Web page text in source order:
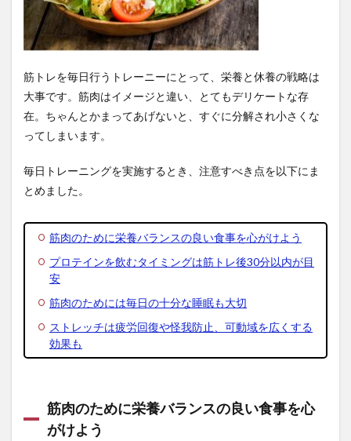
筋トレを毎日行うトレーニーにとって、栄養と休養の戦略は
大事です。筋肉はイメージと違い、とてもデリケートな存
在。ちゃんとかまってあげないと、すぐに分解され小さくな
ってしまいます。
毎日トレーニングを実施するとき、注意すべき点を以下にま
とめました。
筋肉のために栄養バランスの良い食事を心がけよう
プロテインを飲むタイミングは筋トレ後30分以内が目
安
筋肉のためには毎日の十分な睡眠も大切
ストレッチは疲労回復や怪我防止、可動域を広くする
効果も
筋肉のために栄養バランスの良い食事を心
がけよう